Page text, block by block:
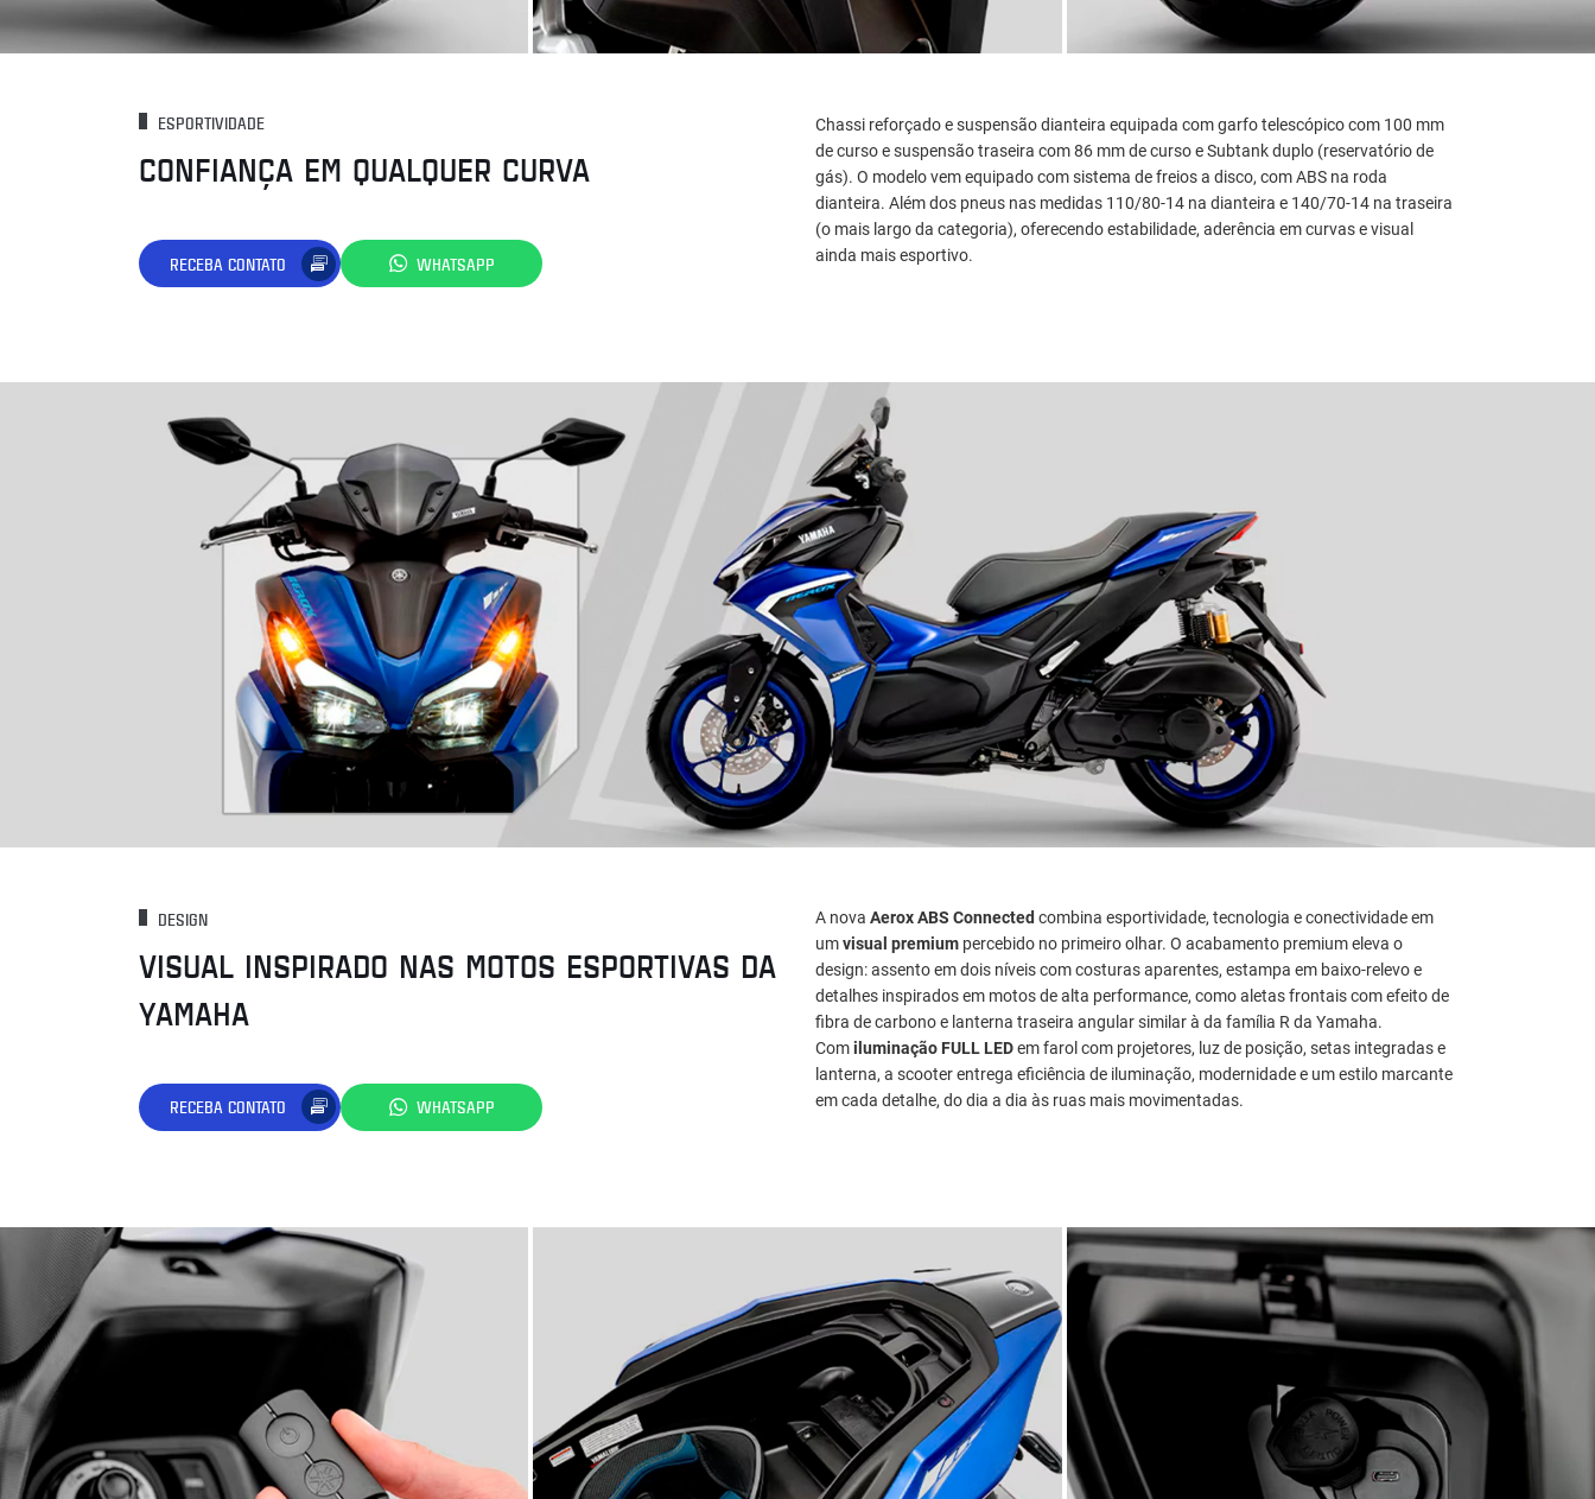
ESPORTIVIDADE
CONFIANÇA EM QUALQUER CURVA
RECEBA CONTATO WHATSAPP
Chassi reforçado e suspensão dianteira equipada com garfo telescópico com 100 mm
de curso e suspensão traseira com 86 mm de curso e Subtank duplo (reservatório de
gás). O modelo vem equipado com sistema de freios a disco, com ABS na roda
dianteira. Além dos pneus nas medidas 110/80-14 na dianteira e 140/70-14 na traseira
(o mais largo da categoria), oferecendo estabilidade, aderência em curvas e visual
ainda mais esportivo.
DESIGN
VISUAL INSPIRADO NAS MOTOS ESPORTIVAS DA
YAMAHA
RECEBA CONTATO WHATSAPP
A nova Aerox ABS Connected combina esportividade, tecnologia e conectividade em
umvisual premium percebido no primeiro olhar. O acabamento premium eleva o
design: assento em dois níveis com costuras aparentes, estampa em baixo-relevo e
detalhes inspirados em motos de alta performance, como aletas frontais com efeito de
fibra de carbono e lanterna traseira angular similar à da família R da Yamaha.
Comiluminação FULL LEDem farol com projetores, luz de posição, setas integradas e
lanterna, a scooter entrega eficiência de iluminação, modernidade e um estilo marcante
em cada detalhe, do dia a dia às ruas mais movimentadas.